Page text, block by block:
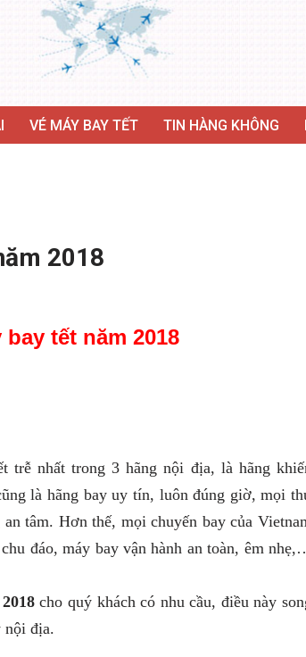
VÉ MÁY BAY TẾT TIN HÀNG KHÔNG
2018
tết năm 2018
trễ nhất trong 3 hãng nội địa, là hãng
là hãng bay uy tín, luôn đúng giờ, mọi
tâm. Hơn thế, mọi chuyến bay của
đáo, máy bay vận hành an toàn, êm
cho quý khách có nhu cầu, điều này
nội địa.